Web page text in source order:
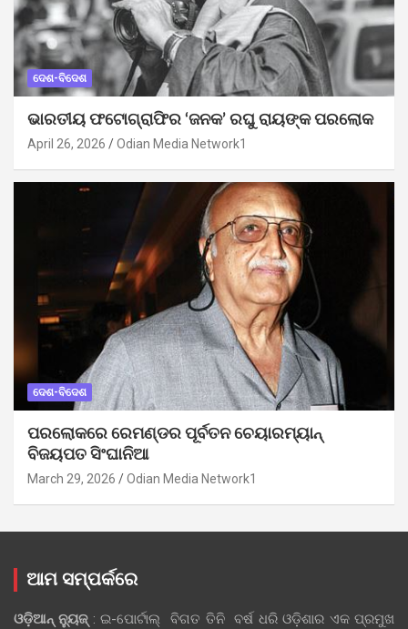
ଦେଶ-ବିଦେଶ
ଭାରତୀୟ ଫଟୋଗ୍ରାଫିର ‘ଜନକ’ ରଘୁ ରାୟଙ୍କ ପରଲୋକ
April 26, 2026 Odian Media Network1
ଦେଶ-ବିଦେଶ
ପରଲୋକରେ ରେମଣ୍ଡର ପୂର୍ବତନ ଚେୟାରମ୍ୟାନ୍
ବିଜୟପତ ସିଂଘାନିଆ
March 29, 2026 Odian Media Network1
ଆମ ସମ୍ପର୍କରେ
ଓଡ଼ିଆନ୍‍ ନ୍ୟୁଜ୍‍: ଇ-ପୋର୍ଟାଲ୍ ବିଗତ ତିନି ବର୍ଷ ଧରି ଓଡ଼ିଶାର ଏକ ପ୍ରମୁଖ